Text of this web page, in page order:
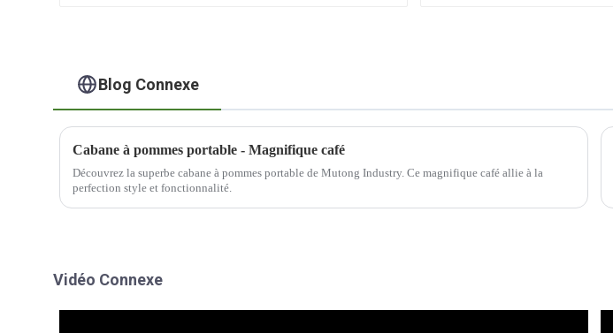
Blog Connexe
Cabane à pommes portable - Magnifique café
Découvrez la superbe cabane à pommes portable de Mutong Industry. Ce magnifique café allie à la
perfection style et fonctionnalité.
Vidéo Connexe